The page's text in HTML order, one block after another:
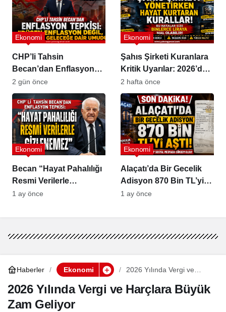
CHP’li Tahsin
Becan’dan Enflasyon
Tepkisi
Ekonomi
2 gün önce
Şahıs Şirketi Kuranlara
Kritik Uyarılar: 2026’da
Vergi ve SGK Hataları
Binlerce Liraya Mal
Olabilir
Ekonomi
2 hafta önce
Becan “Hayat Pahalılığı
Resmi Verilerle
Gizlenemez”
Ekonomi
1 ay önce
Alaçatı’da Bir Gecelik
Adisyon 870 Bin TL’yi
Aştı
Ekonomi
1 ay önce
Haberler Ekonomi
2026 Yılında Vergi ve
Geliyor
2026 Yılında Vergi ve Harçlara Büyük
Zam Geliyor